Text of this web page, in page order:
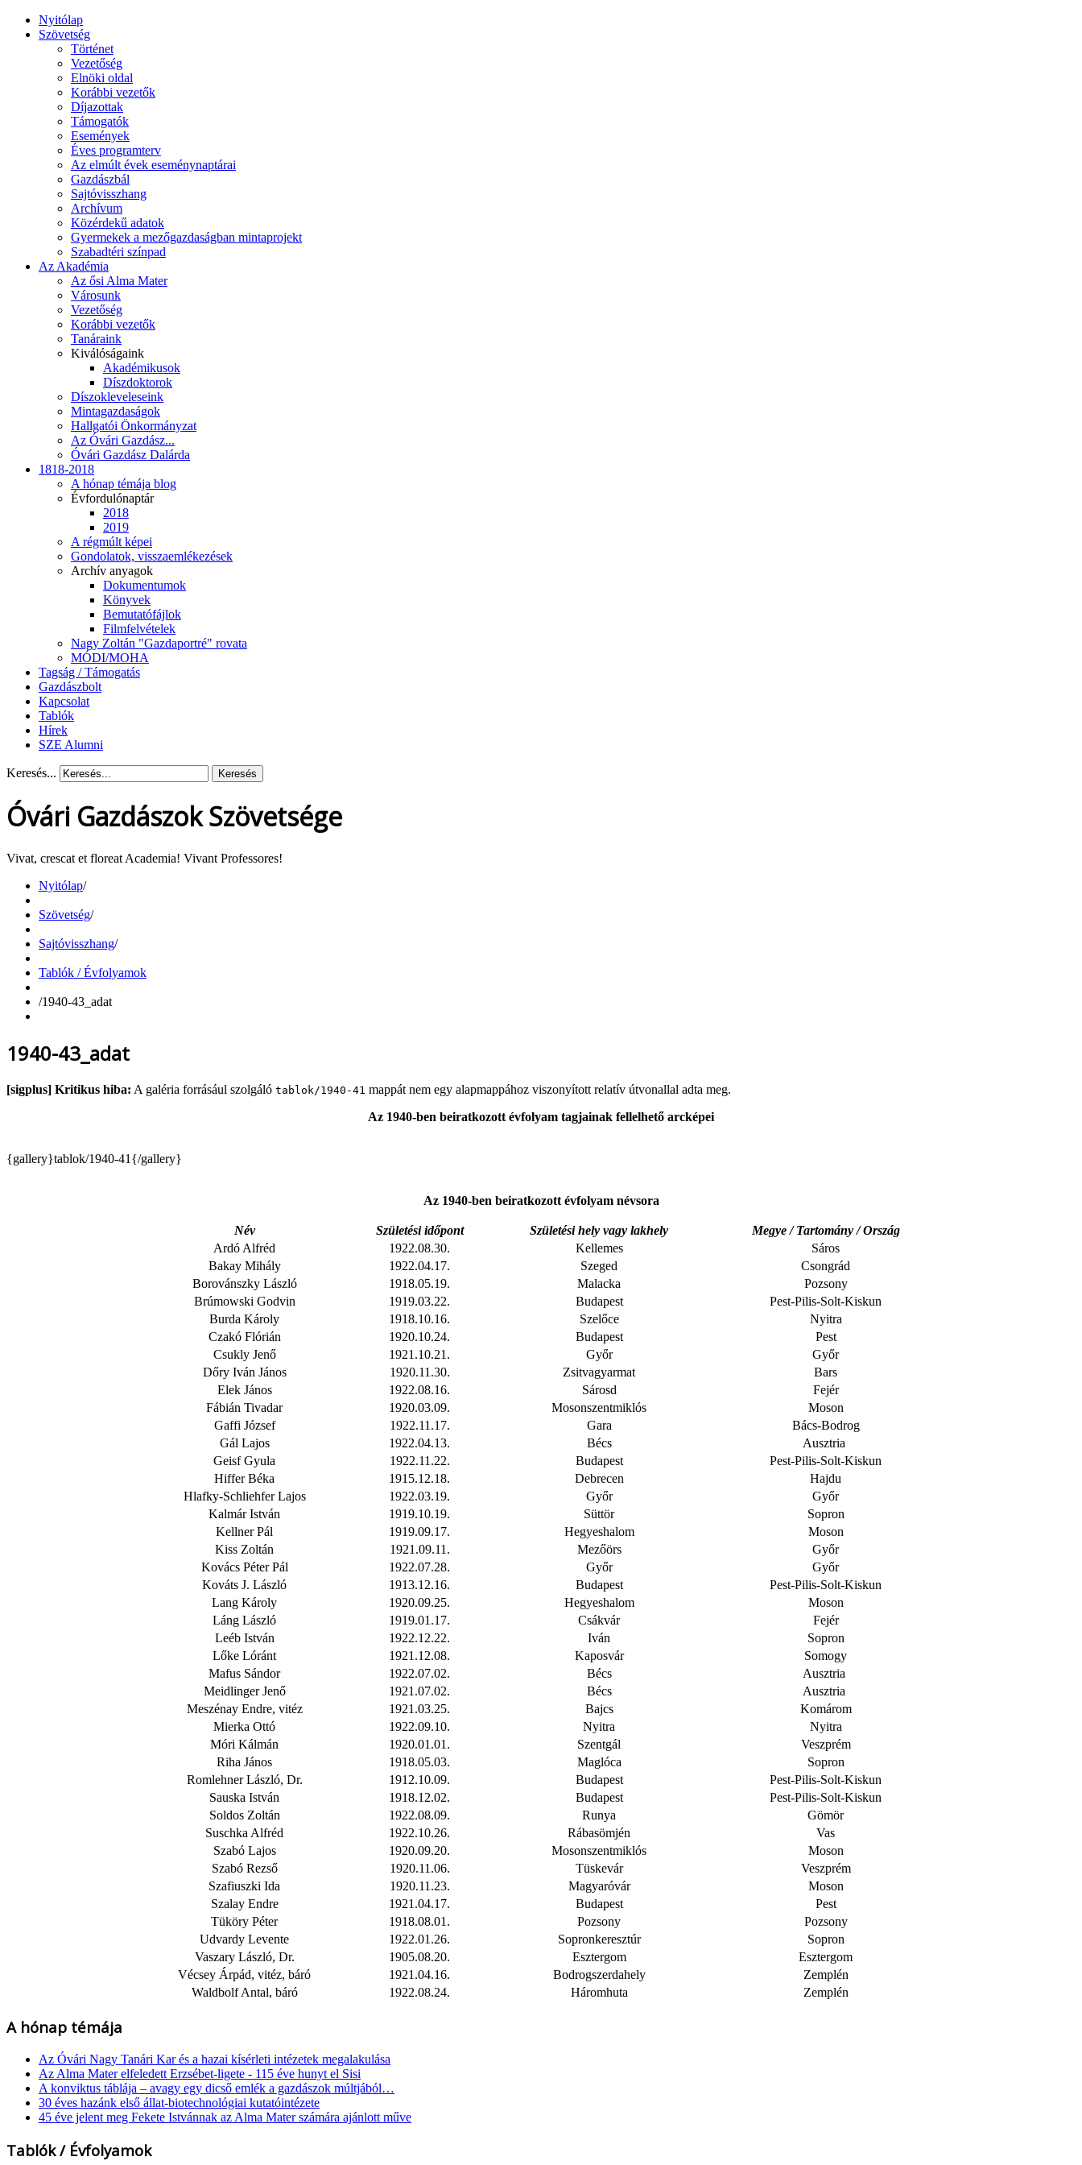
Nyitólap
Szövetség
Történet
Vezetőség
Elnöki oldal
Korábbi vezetők
Díjazottak
Támogatók
Események
Éves programterv
Az elmúlt évek eseménynaptárai
Gazdászbál
Sajtóvisszhang
Archívum
Közérdekű adatok
Gyermekek a mezőgazdaságban mintaprojekt
Szabadtéri színpad
Az Akadémia
Az ősi Alma Mater
Városunk
Vezetőség
Korábbi vezetők
Tanáraink
Kiválóságaink
Akadémikusok
Díszdoktorok
Díszokleveleseink
Mintagazdaságok
Hallgatói Önkormányzat
Az Óvári Gazdász...
Óvári Gazdász Dalárda
1818-2018
A hónap témája blog
Évfordulónaptár
2018
2019
A régmúlt képei
Gondolatok, visszaemlékezések
Archív anyagok
Dokumentumok
Könyvek
Bemutatófájlok
Filmfelvételek
Nagy Zoltán "Gazdaportré" rovata
MÓDI/MOHA
Tagság / Támogatás
Gazdászbolt
Kapcsolat
Tablók
Hírek
SZE Alumni
Keresés... Keresés
Óvári Gazdászok Szövetsége
Vivat, crescat et floreat Academia! Vivant Professores!
Nyitólap/
Szövetség/
Sajtóvisszhang/
Tablók / Évfolyamok
/1940-43_adat
1940-43_adat
[sigplus] Kritikus hiba: A galéria forrásául szolgáló tablok/1940-41 mappát nem egy alapmappához viszonyított relatív útvonallal adta meg.
Az 1940-ben beiratkozott évfolyam tagjainak fellelhető arcképei
{gallery}tablok/1940-41{/gallery}
Az 1940-ben beiratkozott évfolyam névsora
Név Születési időpont Születési hely vagy lakhely
Megye / Tartomány / Ország
Ardó Alfréd
1922.08.30. Kellemes
Sáros
Bakay Mihály
1922.04.17. Szeged
Csongrád
Borovánszky László
1918.05.19. Malacka
Pozsony
Brúmowski Godvin
1919.03.22. Budapest
Pest-Pilis-Solt-Kiskun
Burda Károly
1918.10.16. Szelőce
Nyitra
Czakó Flórián
1920.10.24. Budapest
Pest
Csukly Jenő
1921.10.21. Győr
Győr
Dőry Iván János
1920.11.30. Zsitvagyarmat
Bars
Elek János
1922.08.16. Sárosd
Fejér
Fábián Tivadar
1920.03.09. Mosonszentmiklós
Moson
Gaffi József
1922.11.17. Gara
Bács-Bodrog
Gál Lajos
1922.04.13. Bécs
Ausztria
Geisf Gyula
1922.11.22. Budapest
Pest-Pilis-Solt-Kiskun
Hiffer Béka
1915.12.18. Debrecen
Hajdu
Hlafky-Schliehfer Lajos
1922.03.19. Győr
Győr
Kalmár István
1919.10.19. Süttör
Sopron
Kellner Pál
1919.09.17. Hegyeshalom
Moson
Kiss Zoltán
1921.09.11. Mezőörs
Győr
Kovács Péter Pál
1922.07.28. Győr
Győr
Kováts J. László
1913.12.16. Budapest
Pest-Pilis-Solt-Kiskun
Lang Károly
1920.09.25. Hegyeshalom
Moson
Láng László
1919.01.17. Csákvár
Fejér
Leéb István
1922.12.22. Iván
Sopron
Lőke Lóránt
1921.12.08. Kaposvár
Somogy
Mafus Sándor
1922.07.02. Bécs
Ausztria
Meidlinger Jenő
1921.07.02. Bécs
Ausztria
Meszénay Endre, vitéz
1921.03.25. Bajcs
Komárom
Mierka Ottó
1922.09.10. Nyitra
Nyitra
Móri Kálmán
1920.01.01. Szentgál
Veszprém
Riha János
1918.05.03. Maglóca
Sopron
Romlehner László, Dr.
1912.10.09. Budapest
Pest-Pilis-Solt-Kiskun
Sauska István
1918.12.02. Budapest
Pest-Pilis-Solt-Kiskun
Soldos Zoltán
1922.08.09. Runya
Gömör
Suschka Alfréd
1922.10.26. Rábasömjén
Vas
Szabó Lajos
1920.09.20. Mosonszentmiklós
Moson
Szabó Rezső
1920.11.06. Tüskevár
Veszprém
Szafiuszki Ida
1920.11.23. Magyaróvár
Moson
Szalay Endre
1921.04.17. Budapest
Pest
Tüköry Péter
1918.08.01. Pozsony
Pozsony
Udvardy Levente
1922.01.26. Sopronkeresztúr
Sopron
Vaszary László, Dr.
1905.08.20. Esztergom
Esztergom
Vécsey Árpád, vitéz, báró
1921.04.16. Bodrogszerdahely
Zemplén
Waldbolf Antal, báró
1922.08.24. Háromhuta Zemplén
A hónap témája
Az Óvári Nagy Tanári Kar és a hazai kísérleti intézetek megalakulása
Az Alma Mater elfeledett Erzsébet-ligete - 115 éve hunyt el Sisi
A konviktus táblája – avagy egy dicső emlék a gazdászok múltjából…
30 éves hazánk első állat-biotechnológiai kutatóintézete
45 éve jelent meg Fekete Istvánnak az Alma Mater számára ajánlott műve
Tablók / Évfolyamok